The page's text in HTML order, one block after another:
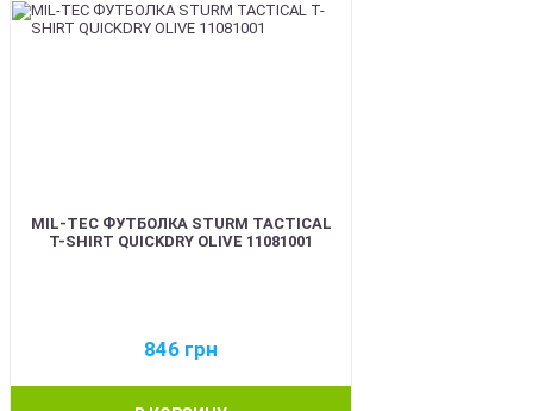
MIL-TEC ФУТБОЛКА STURM TACTICAL
T-SHIRT QUICKDRY OLIVE 11081001
846 грн